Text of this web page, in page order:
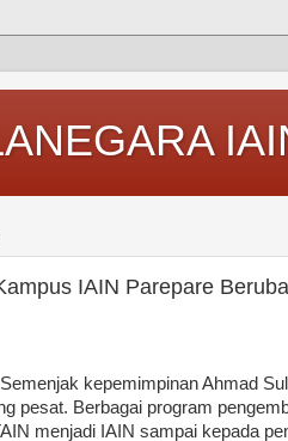
IAIN Parepare
kepemimpinan Ahmad
pesat. Berbagai program
menjadi IAIN sampai kepada